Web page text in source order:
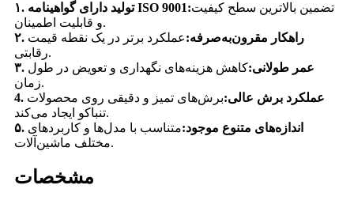
۱. تولید دارای گواهینامه ISO 9001:تضمین بالاترین سطح کیفیت
و قابلیت اطمینان.
۲. راهکار مقرون‌به‌صرفه:عملکرد برتر در یک نقطه قیمت
رقابتی.
۳. عمر طولانی:کاهش هزینه‌های نگهداری و تعویض در طول
زمان.
4. عملکرد برش عالی:برش‌های تمیز و دقیقی روی محصولات
تنباکو ایجاد می‌کند.
۵. اندازه‌های متنوع موجود:متناسب با مدل‌ها و کاربردهای
مختلف ماشین‌آلات.
مشخصات